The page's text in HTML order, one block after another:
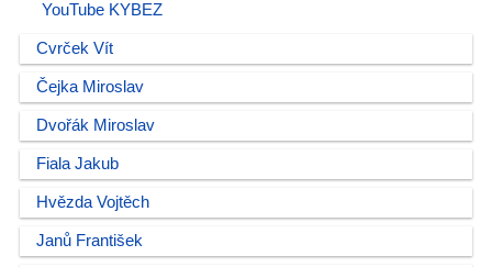
YouTube KYBEZ
Cvrček Vít
Čejka Miroslav
Dvořák Miroslav
Fiala Jakub
Hvězda Vojtěch
Janů František